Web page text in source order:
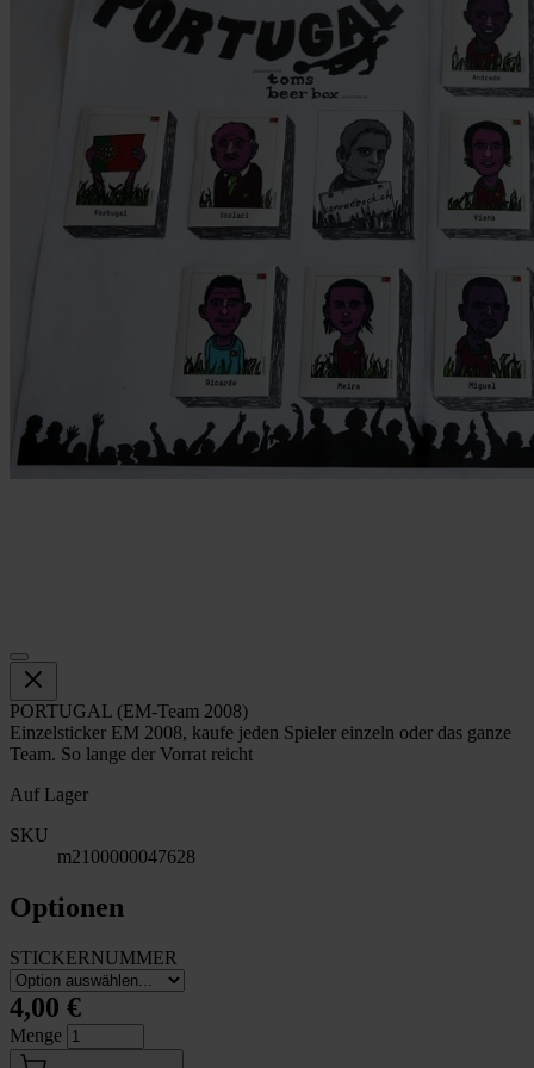
PORTUGAL (EM-Team 2008)
Einzelsticker EM 2008, kaufe jeden Spieler einzeln oder das ganze
Team. So lange der Vorrat reicht
Auf Lager
SKU
m2100000047628
Optionen
STICKERNUMMER
4,00 €
Menge